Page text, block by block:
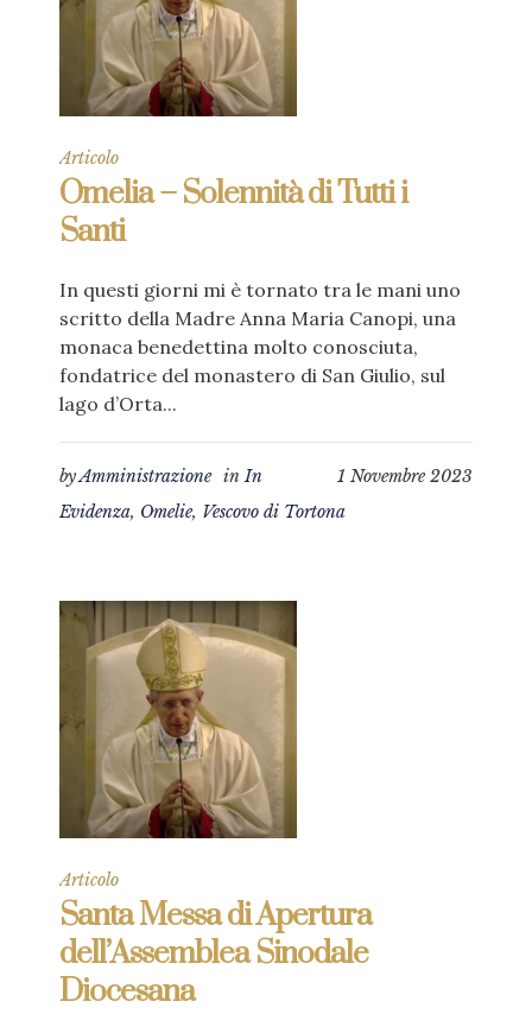
Articolo
Omelia – Solennità di Tutti i
Santi
In questi giorni mi è tornato tra le mani uno
scritto della Madre Anna Maria Canopi, una
monaca benedettina molto conosciuta,
fondatrice del monastero di San Giulio, sul
lago d’Orta...
1 Novembre 2023
byAmministrazione inIn
Evidenza, Omelie, Vescovo di Tortona
Articolo
Santa Messa di Apertura
dell’Assemblea Sinodale
Diocesana